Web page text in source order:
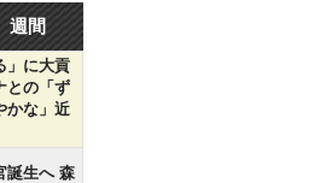
週間
」に大貢
との「ず
かな」近
誕生へ 森